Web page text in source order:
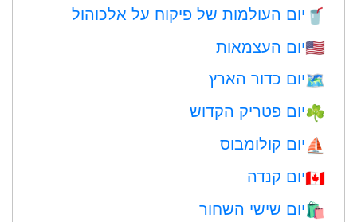
🥤 יום העולמות של פיקוח על אלכוהול
🇺🇸יום העצמאות
🗺️יום כדור הארץ
☘️יום פטריק הקדוש
⛵️יום קולומבוס
🇨🇦יום קנדה
🛍יום שישי השחור